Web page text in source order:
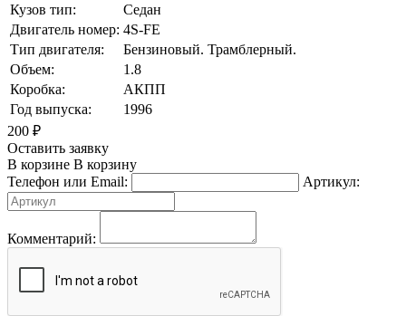
Кузов тип:
Седан
Двигатель номер: 4S-FE
Тип двигателя:
Бензиновый. Трамблерный.
Объем:
1.8
Коробка:
АКПП
Год выпуска:
1996
200 ₽
Оставить заявку
В корзине В корзину
Телефон или Email:
Артикул:
Комментарий: